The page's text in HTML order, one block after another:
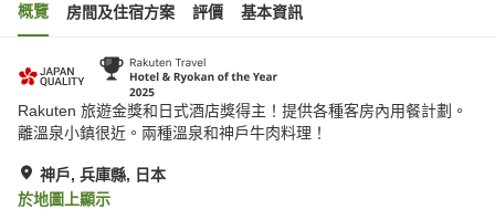
概覽 房間及住宿方案 評價 基本資訊
Rakuten 旅遊金獎和日式酒店獎得主！提供各種客房內用餐計劃。
離溫泉小鎮很近。兩種溫泉和神戶牛肉料理！
神戶, 兵庫縣, 日本
於地圖上顯示